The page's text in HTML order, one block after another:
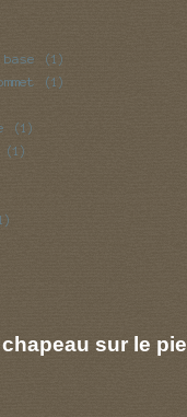
(1)
(1)
(1)
(1)
sur le